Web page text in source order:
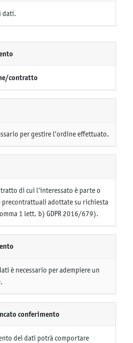
dati.
contratto
per gestire l’ordine effettuato.
di cui l’interessato è parte o
precontrattuali adottate su richiesta
1 lett. b) GDPR 2016/679).
è necessario per adempiere un
conferimento
dei dati potrà comportare